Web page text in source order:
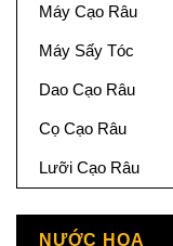
Máy Cạo Râu
Máy Sấy Tóc
Dao Cạo Râu
Cọ Cạo Râu
Lưỡi Cạo Râu
NƯỚC HOA